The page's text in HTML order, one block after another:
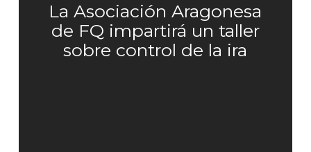
La Asociación Aragonesa
de FQ impartirá un taller
sobre control de la ira